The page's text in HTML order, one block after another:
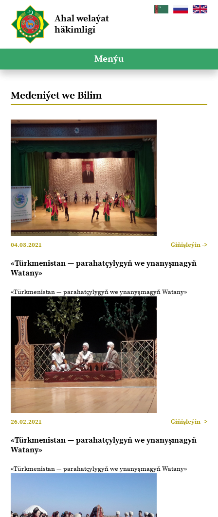
Ahal welaýat
häkimligi
Menýu
Medeniýet we Bilim
04.03.2021 Giňişleýin ->
«Türkmenistan — parahatçylygyň we ynanyşmagyň
Watany»
«Türkmenistan — parahatçylygyň we ynanyşmagyň Watany»
26.02.2021 Giňişleýin ->
«Türkmenistan — parahatçylygyň we ynanyşmagyň
Watany»
«Türkmenistan — parahatçylygyň we ynanyşmagyň Watany»